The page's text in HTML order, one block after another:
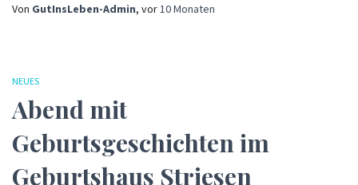
Von GutInsLeben-Admin, vor 10 Monaten
NEUES
Abend mit
Geburtsgeschichten im
Geburtshaus Striesen